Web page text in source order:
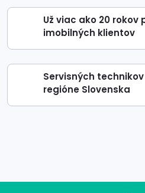
Už viac ako 20
imobilných klientov
Servisných
regióne Slovenska